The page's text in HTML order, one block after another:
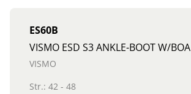
ES60B
VISMO ESD S3 ANKLE-BOOT W/BOA
VISMO
Str.: 42 - 48